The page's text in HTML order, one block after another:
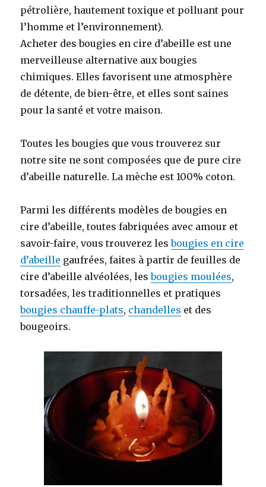
pétrolière, hautement toxique et polluant pour
l’homme et l’environnement).
Acheter des bougies en cire d’abeille est une
merveilleuse alternative aux bougies
chimiques. Elles favorisent une atmosphère
de détente, de bien-être, et elles sont saines
pour la santé et votre maison.
Toutes les bougies que vous trouverez sur
notre site ne sont composées que de pure cire
d’abeille naturelle. La mèche est 100% coton.
Parmi les différents modèles de bougies en
cire d’abeille, toutes fabriquées avec amour et
savoir-faire, vous trouverez lesbougies en cire
d’abeille gaufrées, faites à partir de feuilles de
cire d’abeille alvéolées, lesbougies moulées,
torsadées, les traditionnelles et pratiques
bougies chauffe-plats, chandelles et des
bougeoirs.